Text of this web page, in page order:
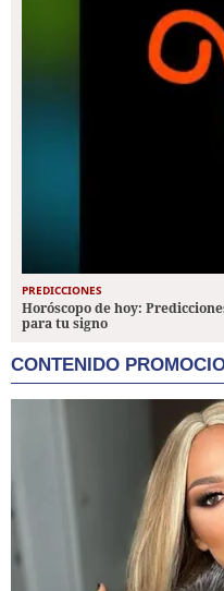
PREDICCIONES
Horóscopo de hoy:
para tu signo
CONTENIDO